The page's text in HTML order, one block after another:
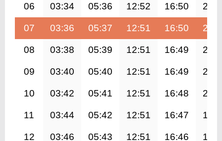
06 03:34 05:36 12:52 16:50
07 03:36 05:37 12:51 16:50
08 03:38 05:39 12:51 16:49
09 03:40 05:40 12:51 16:49
10 03:42 05:41 12:51 16:48
11 03:44 05:42 12:51 16:47
12 03:46 05:43 12:51 16:46